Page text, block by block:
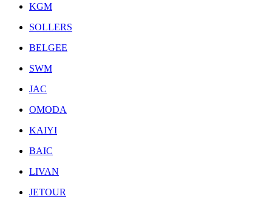
KGM
SOLLERS
BELGEE
SWM
JAC
OMODA
KAIYI
BAIC
LIVAN
JETOUR